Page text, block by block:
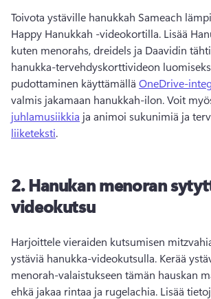
Toivota ystäville hanukkah Sameach
Happy Hanukkah -videokortilla. Lisää
kuten menorahs, dreidels ja Daavidin tähti
hanukka-tervehdyskorttivideon
pudottaminen käyttämällä OneDrive-
valmis jakamaan hanukkah-ilon. Voit
juhlamusiikkia ja animoi sukunimiä ja
liiketeksti.
2.Hanukan menoran
videokutsu
Harjoittele vieraiden kutsumisen
ystäviä hanukka-videokutsulla. Kerää
menorah-valaistukseen tämän hauskan
ehkä jakaa rintaa ja rugelachia. Lisää